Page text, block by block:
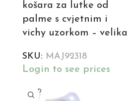
košara za lutke od
palme s cvjetnim i
vichy uzorkom – velika
SKU: MAJ92318
Login to see prices
SOLD
OUT